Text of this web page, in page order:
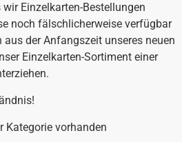
Einzelkarten-Bestellungen
noch fälschlicherweise verfügbar
der Anfangszeit unseres neuen
Einzelkarten-Sortiment einer
Kategorie vorhanden